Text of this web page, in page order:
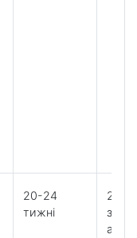
20-24
тижні
20